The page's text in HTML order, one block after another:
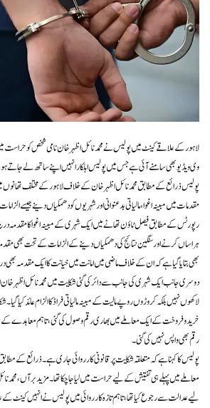
لاہور کے علاقے کینٹ میں پولیس نے محمد نائل اظہر خان نامی شخص کو حراست
وی ویڈیو بھی سامنے آئی ہے جس میں پولیس اہلکار انہیں اپنے ساتھ لے جاتے
پولیس ذرائع کے مطابق محمد نائل اظہر خان کے خلاف لاہور کے مختلف
مقدمات میں مبینہ اغوا، مالیاتی بدعنوانی اور شہریوں کو دھمکیاں دینے جیسے
رپورٹس کے مطابق فیصل ٹاؤن تھانے میں ایک شہری کے مبینہ اغوا کا مقدمہ
ہراساں کرنے اور سنگین نتائج کی دھمکیاں دینے کے الزامات کے تحت بھی
بھی بتایا گیا ہے کہ ان کے خلاف ماضی میں امانت میں خیانت کا ایک مقدمہ بھی
دوسری جانب ایک شہری کی جانب سے دائر کی گئی شکایت میں محمد نائل اظہر خان
لاکھوں نہیں بلکہ کروڑوں روپے مالیت کے مبینہ مالیاتی فراڈ کا الزام عائد کیا
خرید و فروخت کے ایک معاملے میں بھاری رقم وصول کی گئی، تاہم معاہدے کے
رقم بھی واپس نہیں کی گئی۔
پولیس کا کہنا ہے کہ متعلقہ شکایت پر قانونی کارروائی جاری ہے۔ ذرائع کے
معاملے میں پہلے ہی تفتیش کے لیے حراست میں لیا جا چکا تھا۔ مزید برآں،
لیے عدالت سے رجوع کیا تھا، تاہم تازہ کارروائی میں پولیس نے انہیں کینٹ